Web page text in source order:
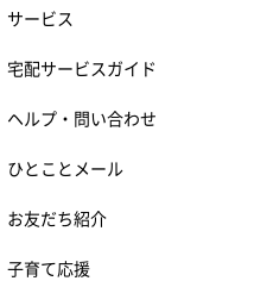
サービス
宅配サービスガイド
ヘルプ・問い合わせ
ひとことメール
お友だち紹介
子育て応援